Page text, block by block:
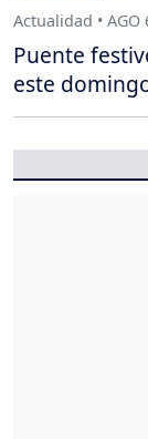
Actualidad • AGO
Puente
este